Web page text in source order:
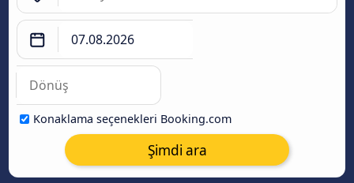
Konaklama seçenekleri Booking.com
Şimdi ara